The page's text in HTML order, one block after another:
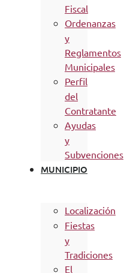
Fiscal
Ordenanzas
y
Reglamentos
Municipales
Perfil
del
Contratante
Ayudas
y
Subvenciones
MUNICIPIO
Localización
Fiestas
y
Tradiciones
El